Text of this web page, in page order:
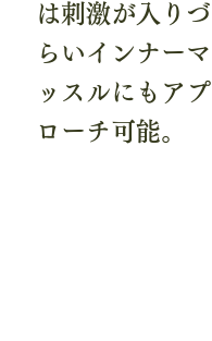
は刺激が入りづ
らいインナーマ
ッスルにもアプ
ローチ可能。